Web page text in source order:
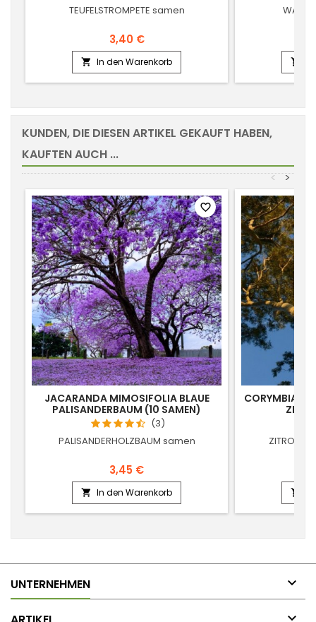
TEUFELSTROMPETE samen
3,40 €
 In den Warenkorb 
KUNDEN, DIE DIESEN ARTIKEL GEKAUFT HABEN,
KAUFTEN AUCH ...
>
<
JACARANDA MIMOSIFOLIA BLAUE
PALISANDERBAUM (10 SAMEN)
(3)
PALISANDERHOLZBAUM samen
3,45 €
 In den Warenkorb
favorite_border
CORYMBIA

UNTERNEHMEN 
